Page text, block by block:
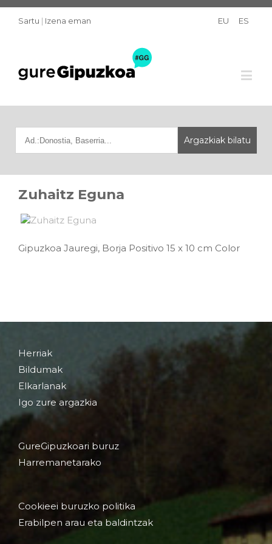
Sartu | Izena eman EU ES
Zuhaitz Eguna
Gipuzkoa Jauregi, Borja Positivo 15 x 10 cm Color
Herriak
Bildumak
Elkarlanak
Igo zure argazkia
GureGipuzkoari buruz
Harremanetarako
Cookieei buruzko politika
Erabilpen arau eta baldintzak